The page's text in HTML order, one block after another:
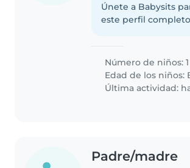
Únete a Babysits
este perfil
Número de niños: 1
Edad de los niños:
Última actividad:
Padre/madre